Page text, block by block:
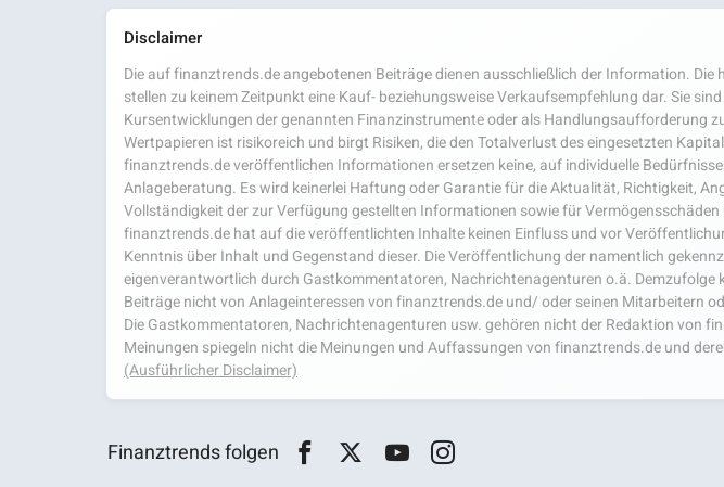
Disclaimer
Die auf finanztrends.de angebotenen Beiträge dienen ausschließlich der Information. Die
stellen zu keinem Zeitpunkt eine Kauf- beziehungsweise Verkaufsempfehlung dar. Sie
Kursentwicklungen der genannten Finanzinstrumente oder als Handlungsaufforderung
Wertpapieren ist risikoreich und birgt Risiken, die den Totalverlust des eingesetzten
finanztrends.de veröffentlichen Informationen ersetzen keine, auf individuelle
Anlageberatung. Es wird keinerlei Haftung oder Garantie für die Aktualität, Richtigkeit,
Vollständigkeit der zur Verfügung gestellten Informationen sowie für
finanztrends.de hat auf die veröffentlichten Inhalte keinen Einfluss und vor
Kenntnis über Inhalt und Gegenstand dieser. Die Veröffentlichung der namentlich
eigenverantwortlich durch Gastkommentatoren, Nachrichtenagenturen o.ä. Demzufolge
Beiträge nicht von Anlageinteressen von finanztrends.de und/ oder seinen Mitarbeitern
Die Gastkommentatoren, Nachrichtenagenturen usw. gehören nicht der Redaktion von
Meinungen spiegeln nicht die Meinungen und Auffassungen von finanztrends.de und
(Ausführlicher Disclaimer)
Finanztrends folgen